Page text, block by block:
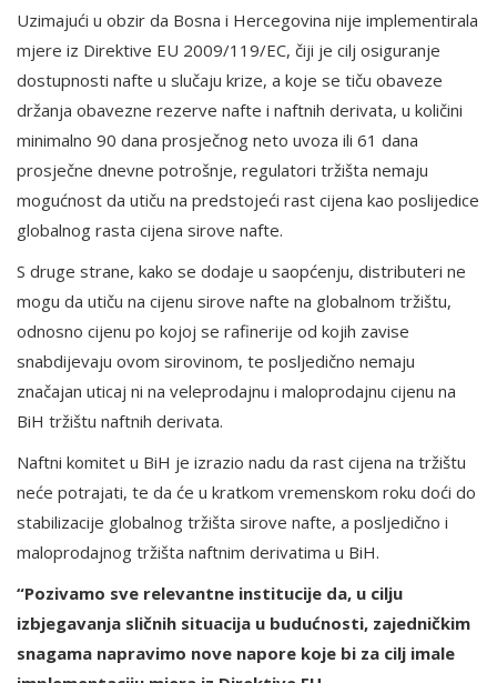
Uzimajući u obzir da Bosna i Hercegovina nije implementirala
mjere iz Direktive EU 2009/119/EC, čiji je cilj osiguranje
dostupnosti nafte u slučaju krize, a koje se tiču obaveze
držanja obavezne rezerve nafte i naftnih derivata, u količini
minimalno 90 dana prosječnog neto uvoza ili 61 dana
prosječne dnevne potrošnje, regulatori tržišta nemaju
mogućnost da utiču na predstojeći rast cijena kao poslijedice
globalnog rasta cijena sirove nafte.
S druge strane, kako se dodaje u saopćenju, distributeri ne
mogu da utiču na cijenu sirove nafte na globalnom tržištu,
odnosno cijenu po kojoj se rafinerije od kojih zavise
snabdijevaju ovom sirovinom, te posljedično nemaju
značajan uticaj ni na veleprodajnu i maloprodajnu cijenu na
BiH tržištu naftnih derivata.
Naftni komitet u BiH je izrazio nadu da rast cijena na tržištu
neće potrajati, te da će u kratkom vremenskom roku doći do
stabilizacije globalnog tržišta sirove nafte, a posljedično i
maloprodajnog tržišta naftnim derivatima u BiH.
“Pozivamo sve relevantne institucije da, u cilju
izbjegavanja sličnih situacija u budućnosti, zajedničkim
snagama napravimo nove napore koje bi za cilj imale